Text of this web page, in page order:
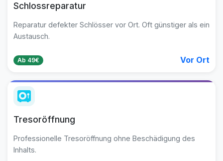
Schlossreparatur
Reparatur defekter Schlösser vor Ort. Oft günstiger als ein
Austausch.
Ab 49€ Vor Ort
Tresoröffnung
Professionelle Tresoröffnung ohne Beschädigung des
Inhalts.